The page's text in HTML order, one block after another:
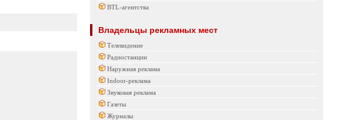
BTL-агентства
Владельцы рекламных мест
Телевидение
Радиостанции
Наружная реклама
Indoor-реклама
Звуковая реклама
Газеты
Журналы